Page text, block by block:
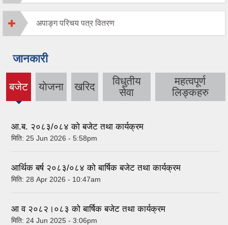
अपाङ्ग परिचय पत्र वितरण
जानकारी
बजेट
(active
tab)
याेजना खरिद
विधुतीय
सेवा
महत्वपूर्ण
लिङ्कहरु
आ.ब. २०८३/०८४ को बजेट तथा कार्यक्रम
मिति: 25 Jun 2026 - 5:58pm
आर्थिक बर्ष २०८३/०८४ को बार्षिक बजेट तथा कार्यक्रम
मिति: 28 Apr 2026 - 10:47am
आ व २०८२।०८३ को बार्षिक बजेट तथा कार्यक्रम
मिति: 24 Jun 2025 - 3:06pm